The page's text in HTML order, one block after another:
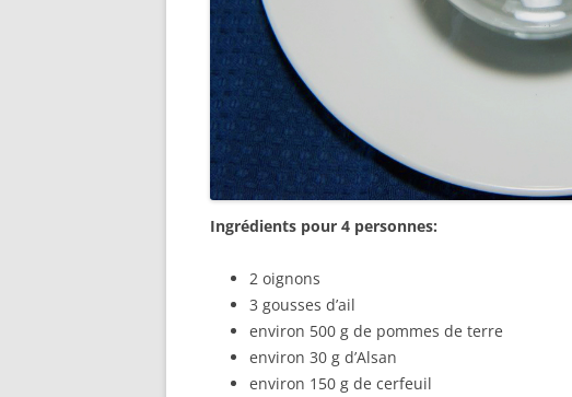
Ingrédients pour 4 personnes:
2 oignons
3 gousses d’ail
environ 500 g de pommes de terre
environ 30 g d’Alsan
environ 150 g de cerfeuil